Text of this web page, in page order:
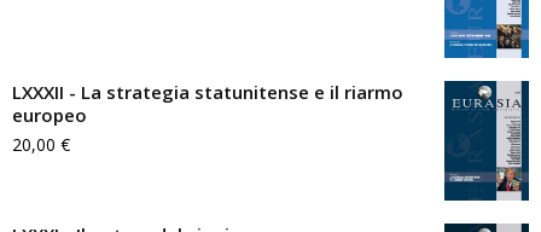
LXXXII - La strategia statunitense e il riarmo
europeo
20,00 €